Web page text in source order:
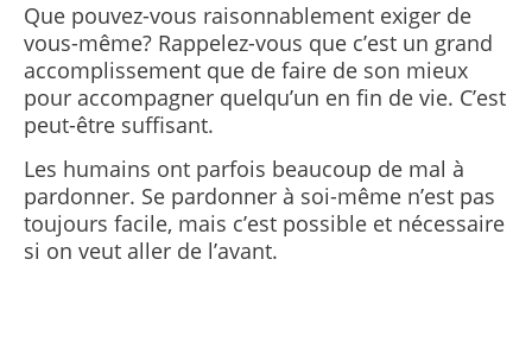
Que pouvez-vous raisonnablement exiger de
vous-même? Rappelez-vous que c’est un grand
accomplissement que de faire de son mieux
pour accompagner quelqu’un en fin de vie. C’est
peut-être suffisant.
Les humains ont parfois beaucoup de mal à
pardonner. Se pardonner à soi-même n’est pas
toujours facile, mais c’est possible et nécessaire
si on veut aller de l’avant.